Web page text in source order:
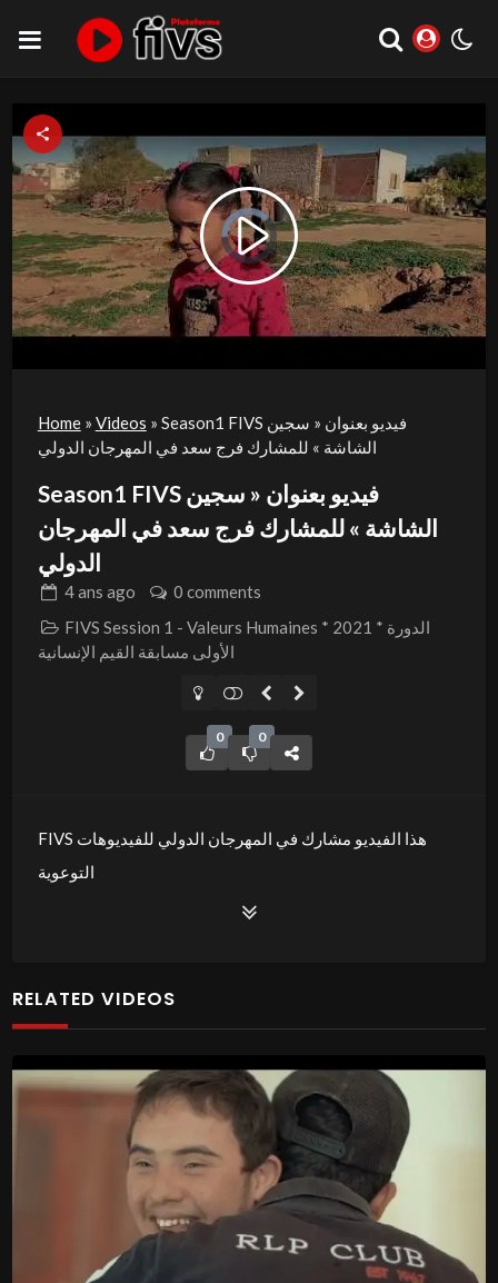
Video
Player
is
loading.
Play
Video
Home» Videos » Season1 FIVS فيديو بعنوان « سجين
الشاشة » للمشارك فرج سعد في المهرجان الدولي
Season1 FIVS فيديو بعنوان « سجين
الشاشة » للمشارك فرج سعد في المهرجان
الدولي
4 ans ago
0 comments
FIVS Session 1 - Valeurs Humaines * 2021 * الدورة
الأولى مسابقة القيم الإنسانية
0 0
FIVS هذا الفيديو مشارك في المهرجان الدولي للفيديوهات
التوعوية
بعنوان « سجين الشاشة » ضمن المسابقة الدولية القيم
فيديو يصور مظاهر سيطرة الشاشة من هواتف و تلفاز على حياة
RELATED VIDEOS